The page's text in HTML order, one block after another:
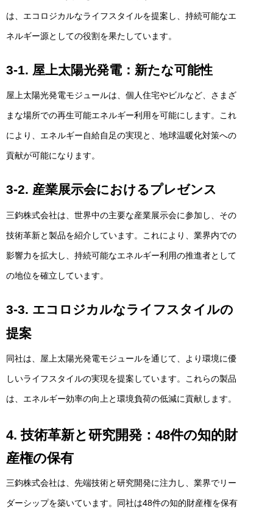
は、エコロジカルなライフスタイルを提案し、持続可能なエ
ネルギー源としての役割を果たしています。
3-1. 屋上太陽光発電：新たな可能性
屋上太陽光発電モジュールは、個人住宅やビルなど、さまざ
まな場所での再生可能エネルギー利用を可能にします。これ
により、エネルギー自給自足の実現と、地球温暖化対策への
貢献が可能になります。
3-2. 産業展示会におけるプレゼンス
三鈞株式会社は、世界中の主要な産業展示会に参加し、その
技術革新と製品を紹介しています。これにより、業界内での
影響力を拡大し、持続可能なエネルギー利用の推進者として
の地位を確立しています。
3-3. エコロジカルなライフスタイルの
提案
同社は、屋上太陽光発電モジュールを通じて、より環境に優
しいライフスタイルの実現を提案しています。これらの製品
は、エネルギー効率の向上と環境負荷の低減に貢献します。
4. 技術革新と研究開発：48件の知的財
産権の保有
三鈞株式会社は、先端技術と研究開発に注力し、業界でリー
ダーシップを築いています。同社は48件の知的財産権を保有